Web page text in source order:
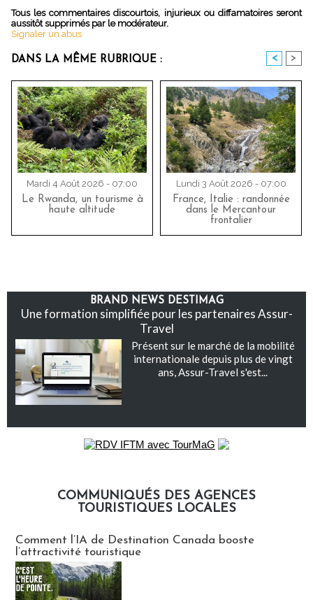
Tous les commentaires discourtois, injurieux ou diffamatoires seront
aussitôt supprimés par le modérateur.
Signaler un abus
DANS LA MÊME RUBRIQUE : < >
Mardi 4 Août 2026 - 07:00
Le Rwanda, un tourisme à
haute altitude
Lundi 3 Août 2026 - 07:00
France, Italie : randonnée
dans le Mercantour
frontalier
BRAND NEWS DESTIMAG
Une formation simplifiée pour les partenaires Assur-
Travel
Présent sur le marché de la mobilité
internationale depuis plus de vingt
ans, Assur-Travel s'est...
COMMUNIQUÉS DES AGENCES
TOURISTIQUES LOCALES
Comment l’IA de Destination Canada booste
l’attractivité touristique